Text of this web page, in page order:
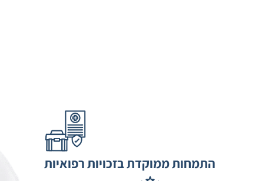
התמחות ממוקדת בזכויות רפואיות